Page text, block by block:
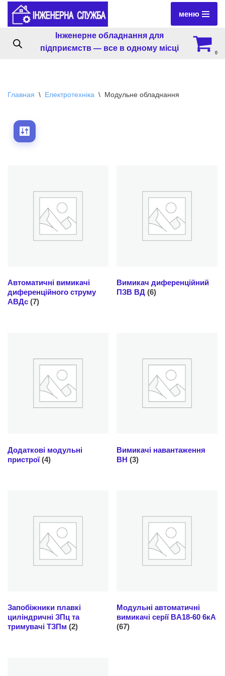
Перейти
содержимому
меню
Інженерне обладнання для
підприємств — все в одному місці
0
Главная \ Електротехніка \ Модульне обладнання
Автоматичні вимикачі
диференційного струму
АВДс (7)
Вимикач диференційний
ПЗВ ВД(6)
Додаткові модульні
пристрої(4)
Вимикачі навантаження
ВН(3)
Запобіжники плавкі
циліндричні ЗПц та
тримувачі ТЗПм (2)
Модульні автоматичні
вимикачі серії BA18-60 6кА
(67)